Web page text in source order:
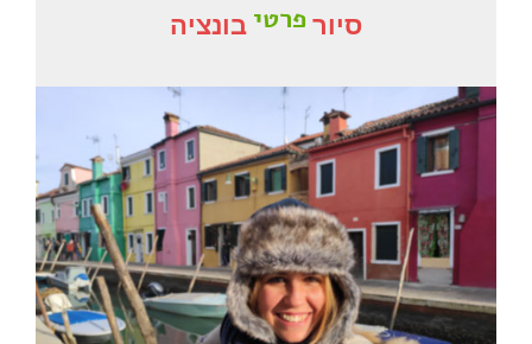
סיורפרטיבונציה